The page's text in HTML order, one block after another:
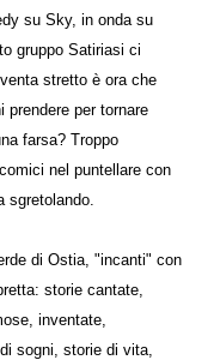
su Sky, in onda su
gruppo Satiriasi ci
stretto è ora che
prendere per tornare
farsa? Troppo
nel puntellare con
sgretolando.
di Ostia, "incanti" con
storie cantate,
inventate,
sogni, storie di vita,